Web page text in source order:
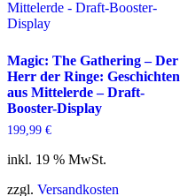
Magic: The Gathering – Der
Herr der Ringe: Geschichten
aus Mittelerde – Draft-
Booster-Display
199,99 €
inkl. 19 % MwSt.
zzgl. Versandkosten